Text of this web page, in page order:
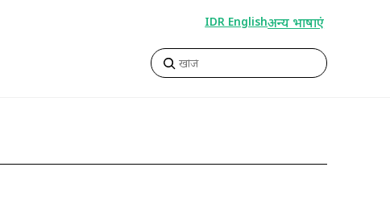
IDR Englishअन्य भाषाएं